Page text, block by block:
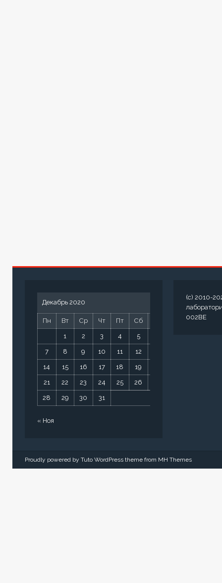
Декабрь 2020
Пн Вт Ср Чт Пт Сб
1 2 3 4 5
7 8 9 10 11 12
14 15 16 17 18 19
21 22 23 24 25 26
28 29 30 31
« Ноя
(c) 2010-
002BE
Proudly powered by Tuto WordPress theme from MH Themes